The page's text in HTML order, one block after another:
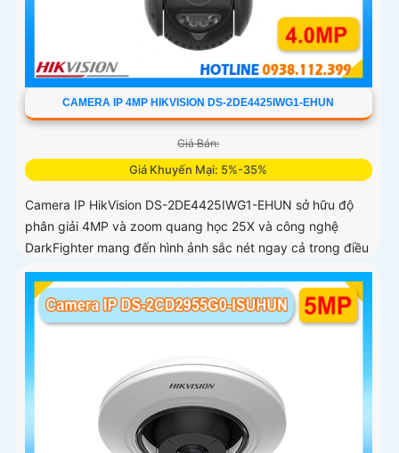
CAMERA IP 4MP HIKVISION DS-2DE4425IWG1-EHUN
Giá Bán:
Giá Khuyến Mại: 5%-35%
Camera IP HikVision DS-2DE4425IWG1-EHUN sở hữu độ
phân giải 4MP và zoom quang học 25X và công nghệ
DarkFighter mang đến hình ảnh sắc nét ngay cả trong điều
kiện thiếu sáng